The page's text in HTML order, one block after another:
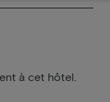
à cet hôtel.